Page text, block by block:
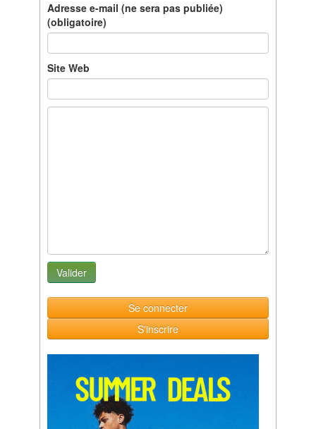
Adresse e-mail (ne sera pas publiée)
(obligatoire)
Site Web
Se connecter
S'inscrire